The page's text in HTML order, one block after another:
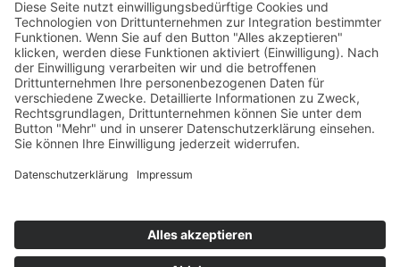
Alle Ergebnisse:
Nennungsliste
Ergebnis Rennen
Impressum
Jahrbuch